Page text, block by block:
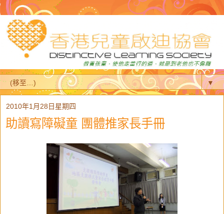
▼
2010年1月28日星期四
助讀寫障礙童 團體推家長手冊